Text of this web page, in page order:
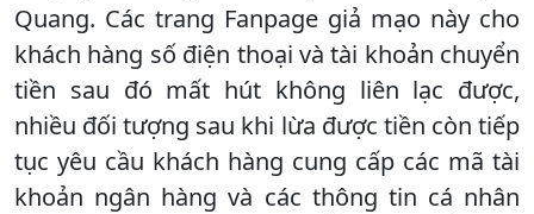
Quang. Các trang Fanpage giả mạo này cho
khách hàng số điện thoại và tài khoản chuyển
tiền sau đó mất hút không liên lạc được,
nhiều đối tượng sau khi lừa được tiền còn tiếp
tục yêu cầu khách hàng cung cấp các mã tài
khoản ngân hàng và các thông tin cá nhân